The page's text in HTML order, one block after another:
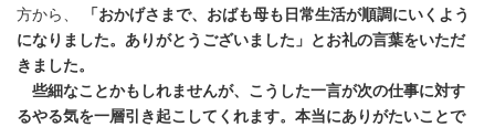
方から、
「おかげさまで、おばも母も日常生活が順調にいくよう
になりました。ありがとうございました」とお礼の言葉をいただ
きました。
些細なことかもしれませんが、こうした一言が次の仕事に対す
るやる気を一層引き起こしてくれます。本当にありがたいことで